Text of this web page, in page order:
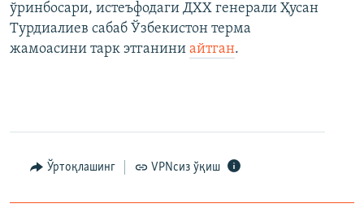
ўринбосари, истеъфодаги ДХХ генерали Ҳусан
Турдиалиев сабаб Ўзбекистон терма
жамоасини тарк этганини айтган.
Ўртоқлашинг VPNсиз ўқиш